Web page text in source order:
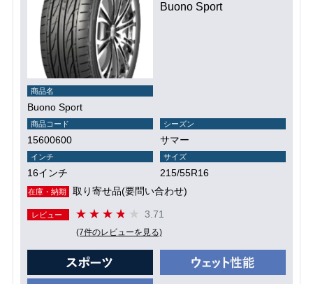
Buono Sport
商品名
Buono Sport
商品コード
15600600
シーズン
サマー
インチ
16インチ
サイズ
215/55R16
在庫・納期 取り寄せ品(要問い合わせ)
レビュー 3.71
(7件のレビューを見る)